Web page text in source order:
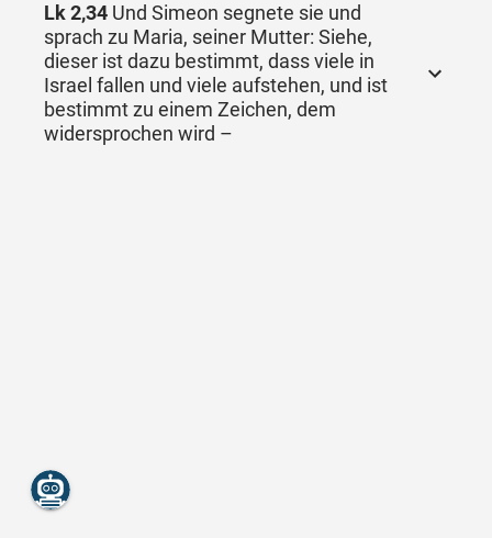
Lk 2,34 Und Simeon segnete sie und
sprach zu Maria, seiner Mutter: Siehe,
dieser ist dazu bestimmt, dass viele in
Israel fallen und viele aufstehen, und ist
bestimmt zu einem Zeichen, dem
widersprochen wird –